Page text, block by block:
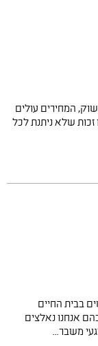
המחירים עולים
זכות שלא ניתנת לכל
בבית החיים
אנחנו נאלצים
משבר…